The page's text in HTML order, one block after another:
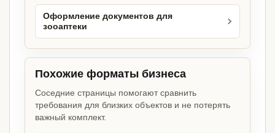
Оформление документов для
зооаптеки
Похожие форматы бизнеса
Соседние страницы помогают сравнить
требования для близких объектов и не потерять
важный комплект.